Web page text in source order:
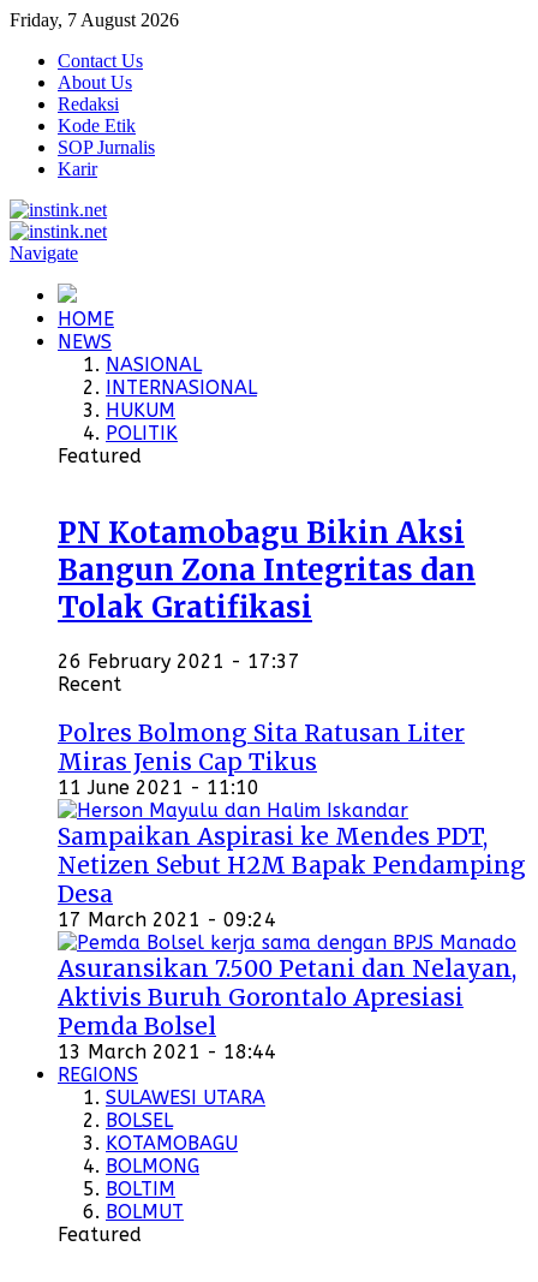
Friday, 7 August 2026
Contact Us
About Us
Redaksi
Kode Etik
SOP Jurnalis
Karir
Navigate
HOME
NEWS
NASIONAL
INTERNASIONAL
HUKUM
POLITIK
Featured
PN Kotamobagu Bikin Aksi
Bangun Zona Integritas dan
Tolak Gratifikasi
26 February 2021 - 17:37
Recent
Polres Bolmong Sita Ratusan Liter
Miras Jenis Cap Tikus
11 June 2021 - 11:10
Sampaikan Aspirasi ke Mendes PDT,
Netizen Sebut H2M Bapak Pendamping
Desa
17 March 2021 - 09:24
Asuransikan 7.500 Petani dan Nelayan,
Aktivis Buruh Gorontalo Apresiasi
Pemda Bolsel
13 March 2021 - 18:44
REGIONS
SULAWESI UTARA
BOLSEL
KOTAMOBAGU
BOLMONG
BOLTIM
BOLMUT
Featured